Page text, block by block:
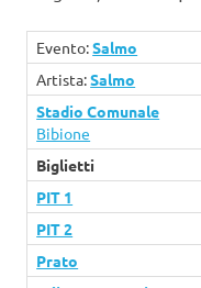
Evento:Salmo
Artista:Salmo
Stadio Comunale
Bibione
Biglietti
PIT 1
PIT 2
Prato